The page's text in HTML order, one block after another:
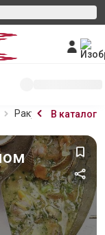
Ракушки Вонголе в
В каталог